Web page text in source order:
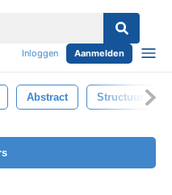
Inloggen Aanmelden
Abstract Structuur